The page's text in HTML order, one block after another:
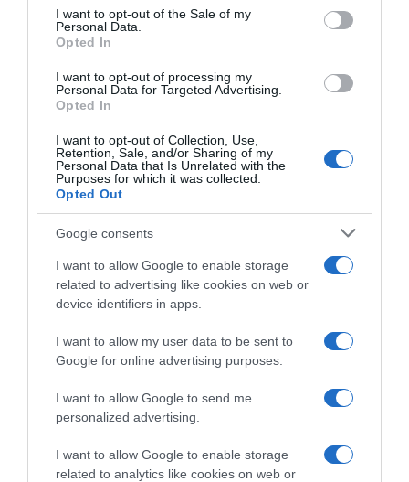
consent section.
I want to opt-out of the Sale of my
Personal Data.
Opted In
I want to opt-out of processing my
Personal Data for Targeted Advertising.
Opted In
I want to opt-out of Collection, Use,
Retention, Sale, and/or Sharing of my
Personal Data that Is Unrelated with the
Purposes for which it was collected.
Opted Out
Google consents
I want to allow Google to enable storage
related to advertising like cookies on web or
device identifiers in apps.
I want to allow my user data to be sent to
Google for online advertising purposes.
I want to allow Google to send me
personalized advertising.
I want to allow Google to enable storage
related to analytics like cookies on web or
Ψηφοφορία:
ΔΕΥΤΕΡΑ – ΡΕΜΟΣ ΑΝΤΩΝΗΣ